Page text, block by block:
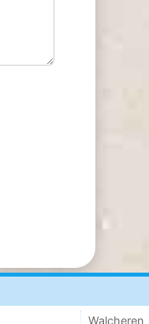
Walcheren